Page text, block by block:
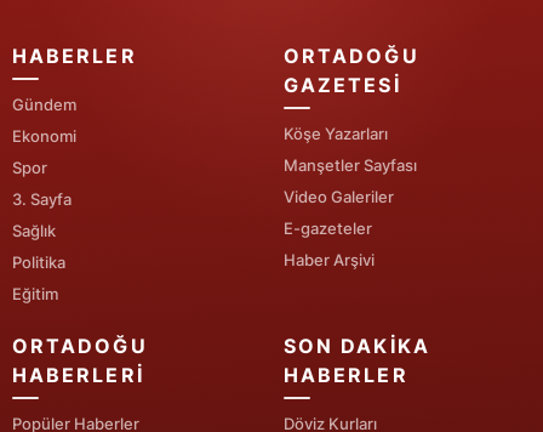
Batman
Şırnak
Bartın
Ardahan
Yalova
Karabük
HABERLER
Gündem
Ekonomi
Spor
3. Sayfa
Sağlık
Politika
Eğitim
ORTADOĞU
GAZETESI
Köşe Yazarları
Manşetler Sayfası
Video Galeriler
E-gazeteler
Haber Arşivi
ORTADOĞU
HABERLERI
Popüler Haberler
SON DAKIKA
HABERLER
Döviz Kurları